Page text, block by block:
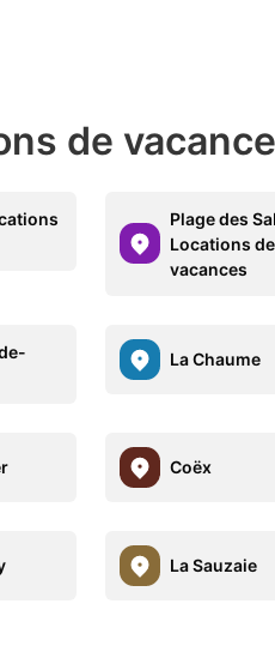
de
Plage des
Locations de
vacances
La Chaume
Coëx
La Sauzaie